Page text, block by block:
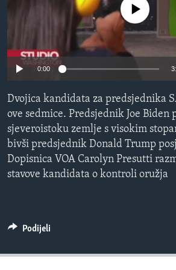
MAGAZIN
O GLASU AMERIKE
Learning English
PRATITE NAS
Jezici
No media source
0:00
Dvojica kandidata za predsjednika
ove sedmice. Predsjednik Joe Biden
sjeveroistoku zemlje s visokim
bivši predsjednik Donald Trump
Dopisnica VOA Carolyn Presutti
stavove kandidata o kontroli oružja
Podijeli